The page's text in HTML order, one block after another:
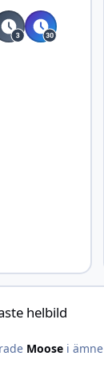
helbild
Moosei ämne